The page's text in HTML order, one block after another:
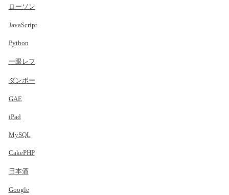
ローソン
JavaScript
Python
一眼レフ
ダンボー
GAE
iPad
MySQL
CakePHP
日本酒
Google